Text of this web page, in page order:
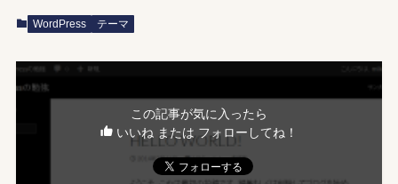
WordPress テーマ
この記事が気に入ったら
いいね または フォローしてね！